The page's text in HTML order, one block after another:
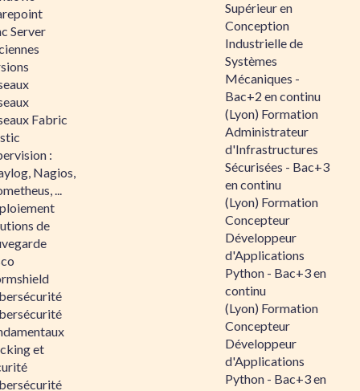
Server
Fabric
:
Nagios,
...
de
et
Supérieur en
Conception
Industrielle de
Systèmes
Mécaniques -
Bac+2 en continu
(Lyon) Formation
Administrateur
d'Infrastructures
Sécurisées - Bac+3
en continu
(Lyon) Formation
Concepteur
Développeur
d'Applications
Python - Bac+3 en
continu
(Lyon) Formation
Concepteur
Développeur
d'Applications
Python - Bac+3 en